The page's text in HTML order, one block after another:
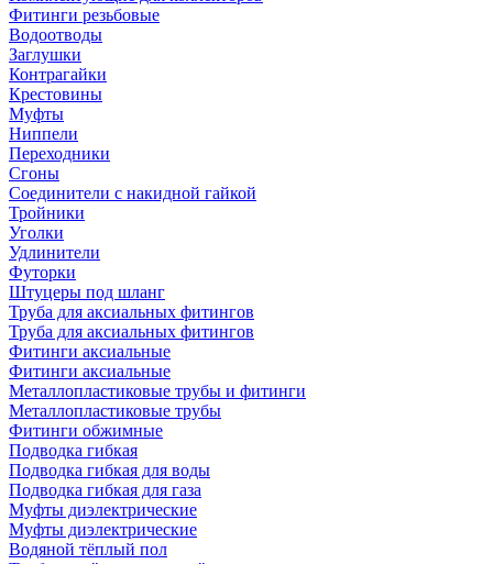
Фитинги резьбовые
Водоотводы
Заглушки
Контрагайки
Крестовины
Муфты
Ниппели
Переходники
Сгоны
Соединители с накидной гайкой
Тройники
Уголки
Удлинители
Футорки
Штуцеры под шланг
Труба для аксиальных фитингов
Труба для аксиальных фитингов
Фитинги аксиальные
Фитинги аксиальные
Металлопластиковые трубы и фитинги
Металлопластиковые трубы
Фитинги обжимные
Подводка гибкая
Подводка гибкая для воды
Подводка гибкая для газа
Муфты диэлектрические
Муфты диэлектрические
Водяной тёплый пол